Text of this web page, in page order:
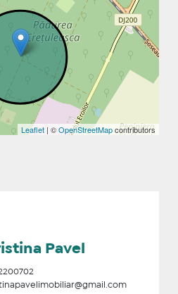
Leaflet | ©OpenStreetMapcontributors
Pavel